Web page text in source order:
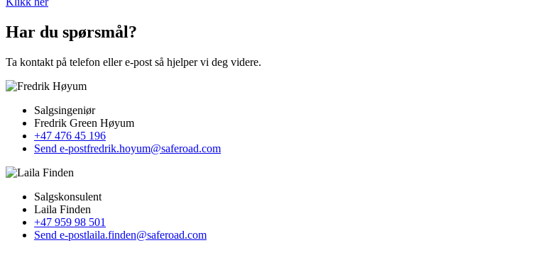
Har du spørsmål?
Ta kontakt på telefon eller e-post så hjelper vi deg videre.
Salgsingeniør
Fredrik Green Høyum
+47 476 45 196
Send e-postfredrik.hoyum@saferoad.com
Salgskonsulent
Laila Finden
+47 959 98 501
Send e-postlaila.finden@saferoad.com